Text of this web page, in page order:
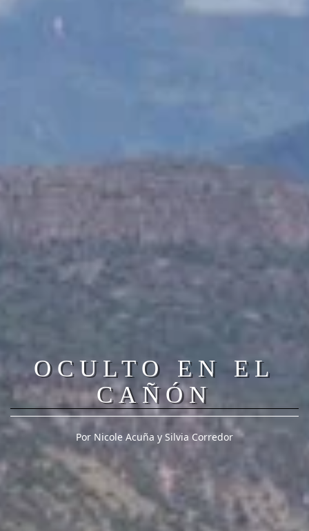
OCULTO EN EL
CAÑÓN
Por Nicole Acuña y Silvia Corredor